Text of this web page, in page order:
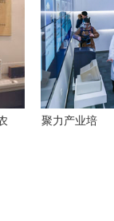
业市场的璀
璨明珠
聚力产业培